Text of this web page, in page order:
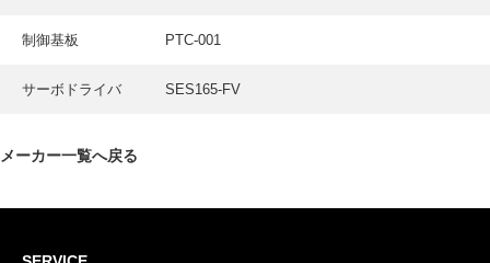
INTERVIEW
制御基板 PTC-001
サーボドライバ SES165-FV
メーカー一覧へ戻る